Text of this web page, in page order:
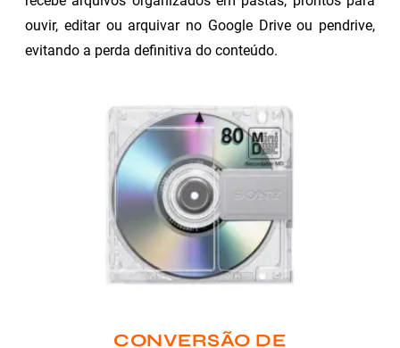
ouvir, editar ou arquivar no Google Drive ou pendrive,
evitando a perda definitiva do conteúdo.
CONVERSÃO DE